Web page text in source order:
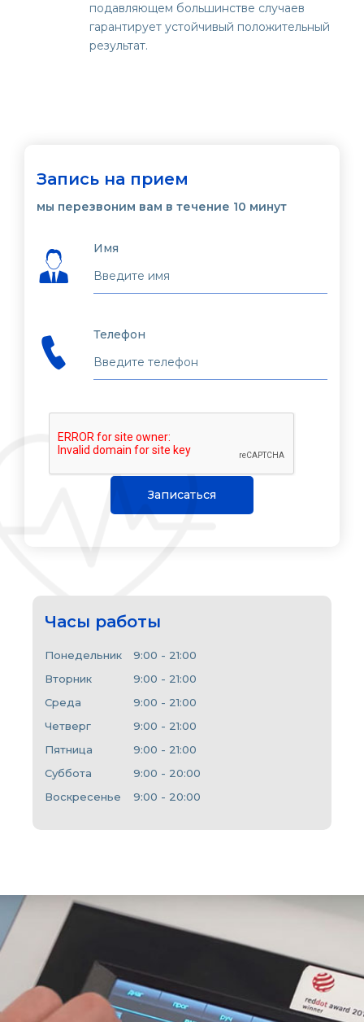
подавляющем большинстве случаев
гарантирует устойчивый положительный
результат.
Запись на прием
мы перезвоним вам в течение 10 минут
Имя
Телефон
Записаться
Часы работы
Понедельник
Вторник
Среда
Четверг
Пятница
Суббота
Воскресенье
9:00 - 21:00
9:00 - 21:00
9:00 - 21:00
9:00 - 21:00
9:00 - 21:00
9:00 - 20:00
9:00 - 20:00